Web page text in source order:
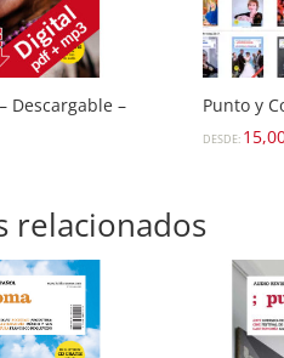
Descargable – Punto y
DESDE:
relacionados